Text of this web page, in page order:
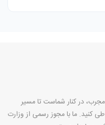
در کنار شماست تا مسیر
کنید. ما با مجوز رسمی از وزارت